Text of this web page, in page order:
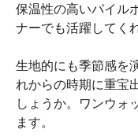
保温性の高いパイル
ナーでも活躍してく
生地的にも季節感を
れからの時期に重宝
しょうか。ワンウォ
ます。